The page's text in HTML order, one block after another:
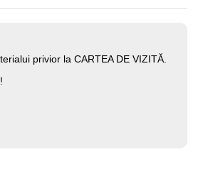
privior la CARTEA DE VIZITĂ.